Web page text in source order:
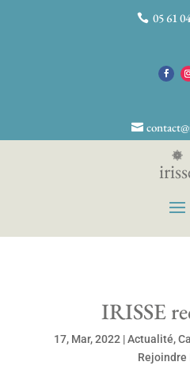
05 61
IRISSE
17, Mar, 2022 |Actualité,
Rejoindre